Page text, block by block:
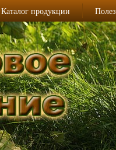
Каталог продукции